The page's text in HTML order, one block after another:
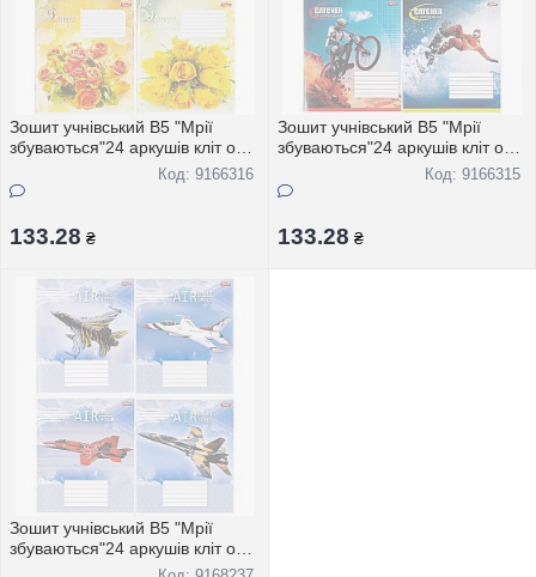
Зошит учнівський В5 "Мрії
збуваються"24 аркушів кліт офс
"Букет квiтiв" 2584 16штКод: 9166316
133.28 ₴
Зошит учнівський В5 "Мрії
збуваються"24 аркушів кліт офс
"Extreme sport" 3291 16шт
Код: 9166315
133.28 ₴
Зошит учнівський В5 "Мрії
збуваються"24 аркушів кліт офс